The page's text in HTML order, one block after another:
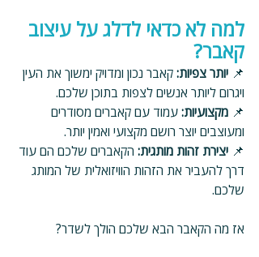
למה לא כדאי לדלג על עיצוב
קאבר?
📌 יותר צפיות: קאבר נכון ומדויק ימשוך את העין
ויגרום ליותר אנשים לצפות בתוכן שלכם.
📌 מקצועיות: עמוד עם קאברים מסודרים
ומעוצבים יוצר רושם מקצועי ואמין יותר.
📌 יצירת זהות מותגית: הקאברים שלכם הם עוד
דרך להעביר את הזהות הוויזואלית של המותג
שלכם.
אז מה הקאבר הבא שלכם הולך לשדר?